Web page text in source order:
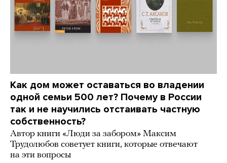
Как дом может оставаться во владении
одной семьи 500 лет? Почему в России
так и не научились отстаивать частную
собственность?
Автор книги «Люди за забором» Максим
Трудолюбов советует книги, которые отвечают
на эти вопросы